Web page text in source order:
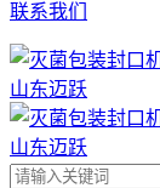
联系我们